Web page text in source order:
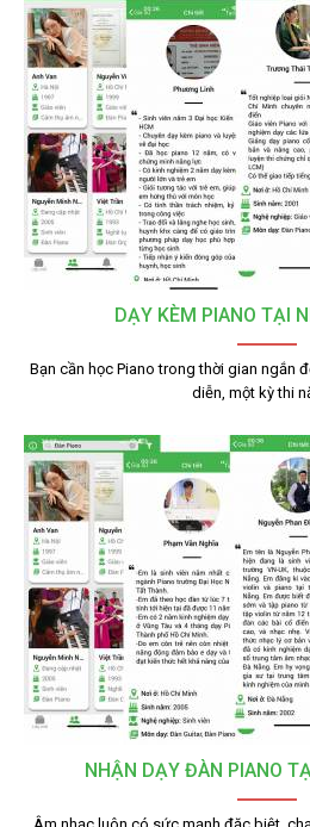
DẠY KÈM PIANO TẠI
Bạn cần học Piano trong thời gian ngắn
diễn, một kỳ thi
NHẬN DẠY ĐÀN PIANO